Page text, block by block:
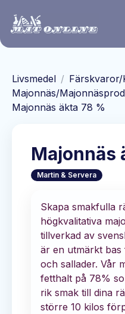
Livsmedel /
Majonnäs/
Majonnäs äkta 78 %
Majonnäs
Martin & Servera
Skapa smakfulla
högkvalitativa
tillverkad av
är en utmärkt bas
och sallader. Vår
fetthalt på 78%
rik smak till dina
större 10 kilos